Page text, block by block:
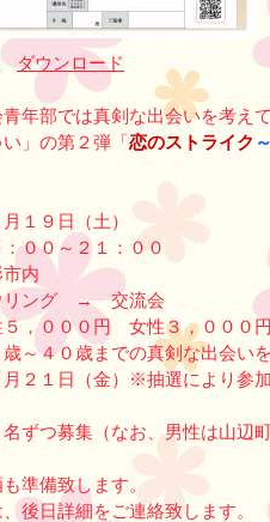
ダウンロード
年部では真剣な出会いを考え
」の第２弾「恋のストライク
１９日（土）
００～２１：００
内
リング → 交流会
５，０００円 女性３，０００
～４０歳までの真剣な出会い
２１日（金）※抽選により参
名ずつ募集（なお、男性は山辺
準備致します。
、後日詳細をご連絡致します。